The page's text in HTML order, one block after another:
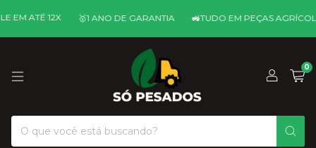
12X 🥇ㅤ1 ANO DE GARANTIA 🚜ㅤTUDO EM PEÇAS AGRÍCOLAS
0